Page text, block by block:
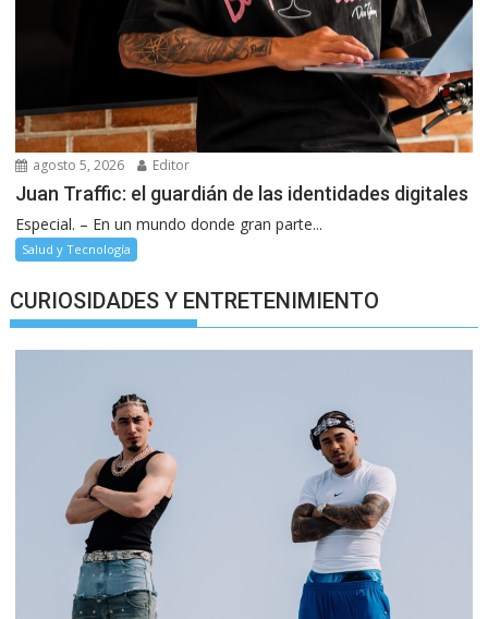
agosto 5, 2026 Editor
Juan Traffic: el guardián de las identidades digitales
Especial. – En un mundo donde gran parte...
Salud y Tecnología
CURIOSIDADES Y ENTRETENIMIENTO